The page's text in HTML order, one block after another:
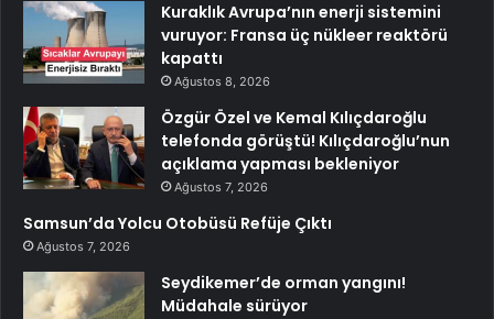
Kuraklık Avrupa’nın enerji sistemini
vuruyor: Fransa üç nükleer reaktörü
kapattı
Ağustos 8, 2026
Özgür Özel ve Kemal Kılıçdaroğlu
telefonda görüştü! Kılıçdaroğlu’nun
açıklama yapması bekleniyor
Ağustos 7, 2026
Samsun’da Yolcu Otobüsü Refüje Çıktı
Ağustos 7, 2026
Seydikemer’de orman yangını!
Müdahale sürüyor